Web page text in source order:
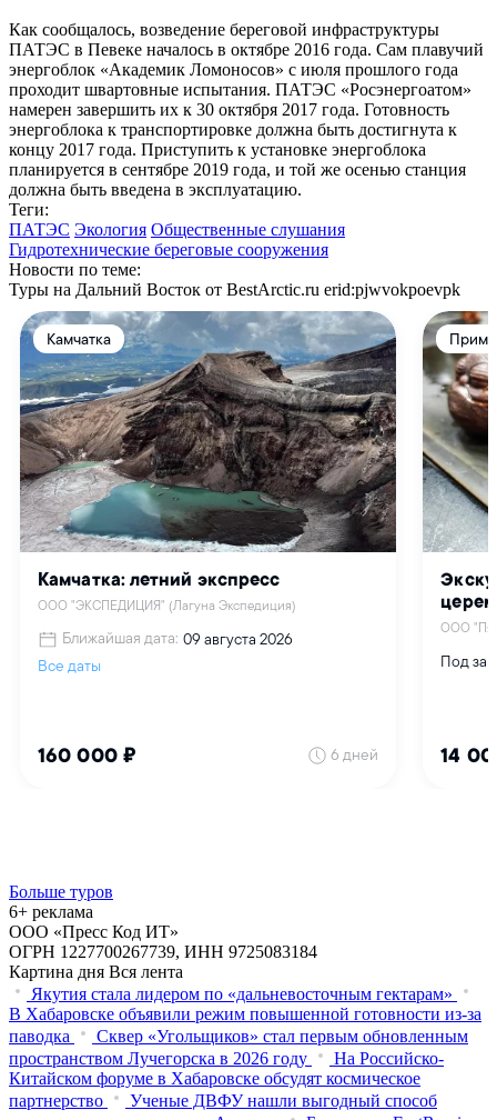
Как сообщалось, возведение береговой инфраструктуры
ПАТЭС в Певеке началось в октябре 2016 года. Сам плавучий
энергоблок «Академик Ломоносов» с июля прошлого года
проходит швартовные испытания. ПАТЭС «Росэнергоатом»
намерен завершить их к 30 октября 2017 года. Готовность
энергоблока к транспортировке должна быть достигнута к
концу 2017 года. Приступить к установке энергоблока
планируется в сентябре 2019 года, и той же осенью станция
должна быть введена в эксплуатацию.
Теги:
ПАТЭС Экология Общественные слушания
Гидротехнические береговые сооружения
Новости по теме:
Туры на Дальний Восток от BestArctic.ru erid:pjwvokpoevpk
Больше туров
6+ реклама
ООО «Пресс Код ИТ»
ОГРН 1227700267739, ИНН 9725083184
Картина дня Вся лента
Якутия стала лидером по «дальневосточным гектарам»
В Хабаровске объявили режим повышенной готовности из‑за
паводка
Сквер «Угольщиков» стал первым обновленным
пространством Лучегорска в 2026 году
На Российско-
Китайском форуме в Хабаровске обсудят космическое
партнерство
Ученые ДВФУ нашли выгодный способ